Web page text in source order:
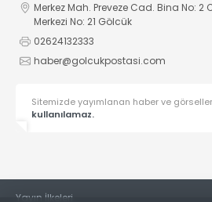
Merkez Mah. Preveze Cad. Bina No: 2
Merkezi No: 21 Gölcük
02624132333
haber@golcukpostasi.com
Sitemizde yayımlanan haber ve
kullanılamaz.
Yayın İlkeleri